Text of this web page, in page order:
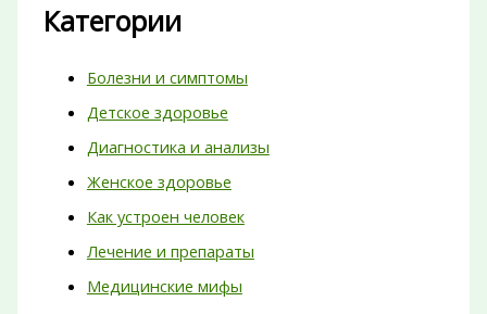
Категории
Болезни и симптомы
Детское здоровье
Диагностика и анализы
Женское здоровье
Как устроен человек
Лечение и препараты
Медицинские мифы